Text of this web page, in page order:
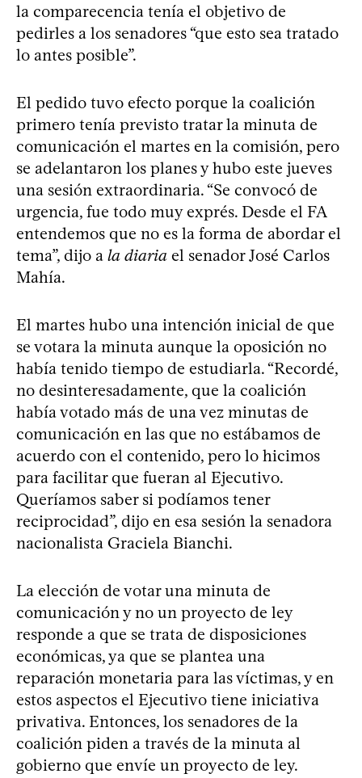
la comparecencia tenía el objetivo de
pedirles a los senadores “que esto sea tratado
lo antes posible”.
El pedido tuvo efecto porque la coalición
primero tenía previsto tratar la minuta de
comunicación el martes en la comisión, pero
se adelantaron los planes y hubo este jueves
una sesión extraordinaria. “Se convocó de
urgencia, fue todo muy exprés. Desde el FA
entendemos que no es la forma de abordar el
tema”, dijo a la diaria el senador José Carlos
Mahía.
El martes hubo una intención inicial de que
se votara la minuta aunque la oposición no
había tenido tiempo de estudiarla. “Recordé,
no desinteresadamente, que la coalición
había votado más de una vez minutas de
comunicación en las que no estábamos de
acuerdo con el contenido, pero lo hicimos
para facilitar que fueran al Ejecutivo.
Queríamos saber si podíamos tener
reciprocidad”, dijo en esa sesión la senadora
nacionalista Graciela Bianchi.
La elección de votar una minuta de
comunicación y no un proyecto de ley
responde a que se trata de disposiciones
económicas, ya que se plantea una
reparación monetaria para las víctimas, y en
estos aspectos el Ejecutivo tiene iniciativa
privativa. Entonces, los senadores de la
coalición piden a través de la minuta al
gobierno que envíe un proyecto de ley.